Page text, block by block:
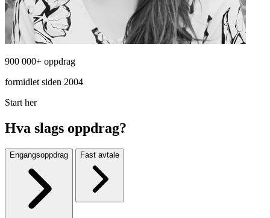
900 000+ oppdrag
formidlet siden 2004
Start her
Hva slags oppdrag?
Engangsoppdrag Fast avtale